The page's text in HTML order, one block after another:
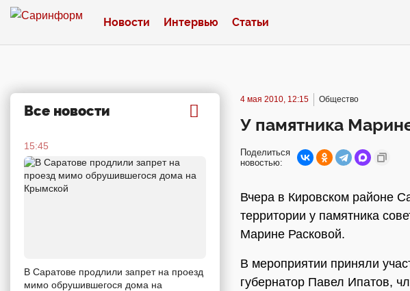
Новости Интервью Статьи
Все новости
15:45
В Саратове продлили запрет на проезд
мимо обрушившегося дома на
4 мая 2010, 12:15 Общество
У памятника
Поделиться
новостью:
Вчера в Кировском районе
территории у памятника
Марине Расковой.
В мероприятии приняли
губернатор Павел Ипатов,